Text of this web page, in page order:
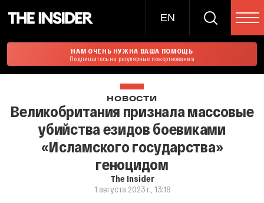
EN
НАМ ОЧЕНЬ НУЖНА ВАША ПОМОЩЬ
Подпишитесь на регулярные пожертвования
НОВОСТИ
Великобритания признала массовые
убийства езидов боевиками
«Исламского государства»
геноцидом
The Insider
1 августа 2023 г., 13:18